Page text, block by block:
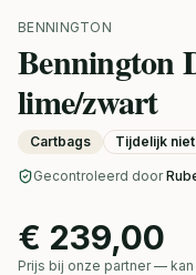
BENNINGTON
Bennington
lime/zwart
Cartbags Tijdelijk
Gecontroleerd door
€ 239,00
Prijs bij onze partner —